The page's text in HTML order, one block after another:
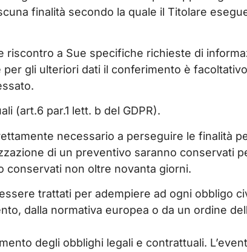
finalità secondo la quale il Titolare
riscontro a Sue specifiche richieste di
gli ulteriori dati il conferimento è
(art.6 par.1 lett. b del GDPR).
necessario a perseguire le finalità
di un preventivo saranno conservati
conservati non oltre novanta giorni.
trattati per adempiere ad ogni obbligo
dalla normativa europea o da un ordine
degli obblighi legali e contrattuali.